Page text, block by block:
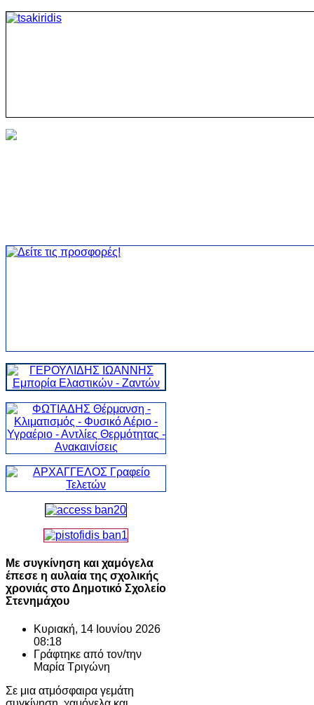
Με συγκίνηση και χαμόγελα
έπεσε η αυλαία της σχολικής
χρονιάς στο Δημοτικό Σχολείο
Στενημάχου
Κυριακή, 14 Ιουνίου 2026
08:18
Γράφτηκε από τον/την
Μαρία Τριγώνη
Σε μια ατμόσφαιρα γεμάτη